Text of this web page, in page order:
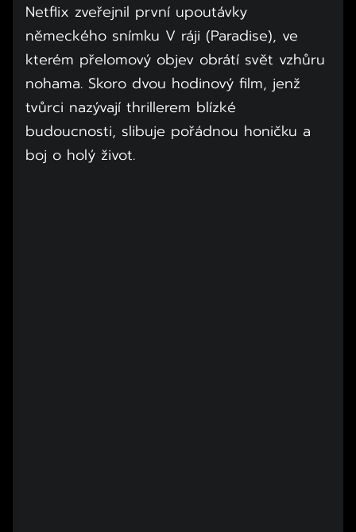
Netflix zveřejnil první upoutávky
německého snímku V ráji (Paradise), ve
kterém přelomový objev obrátí svět vzhůru
nohama. Skoro dvou hodinový film, jenž
tvůrci nazývají thrillerem blízké
budoucnosti, slibuje pořádnou honičku a
boj o holý život.